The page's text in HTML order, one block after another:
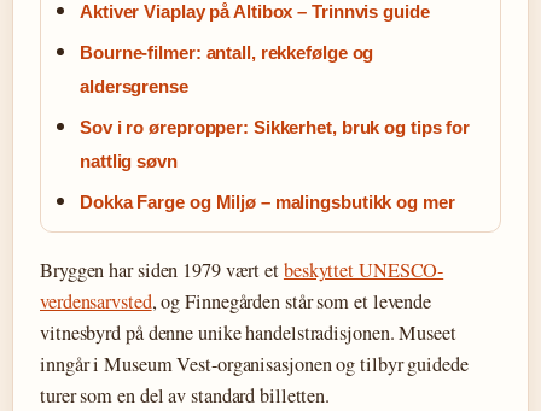
Aktiver Viaplay på Altibox – Trinnvis guide
Bourne-filmer: antall, rekkefølge og
aldersgrense
Sov i ro ørepropper: Sikkerhet, bruk og tips for
nattlig søvn
Dokka Farge og Miljø – malingsbutikk og mer
Bryggen har siden 1979 vært etbeskyttet UNESCO-
verdensarvsted, og Finnegården står som et levende
vitnesbyrd på denne unike handelstradisjonen. Museet
inngår i Museum Vest-organisasjonen og tilbyr guidede
turer som en del av standard billetten.